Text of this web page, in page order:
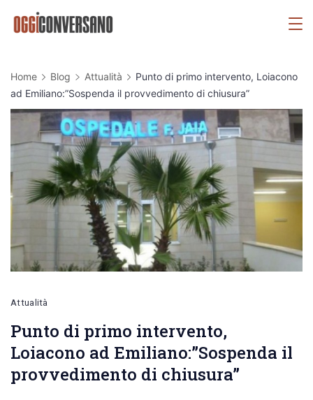
Home Blog Attualità
Punto di primo intervento, Loiacono
ad Emiliano:”Sospenda il provvedimento di chiusura”
Attualità
Punto di primo intervento,
Loiacono ad Emiliano:”Sospenda il
provvedimento di chiusura”